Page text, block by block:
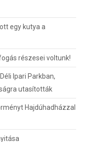
egy kutya a
részesei voltunk!
Ipari Parkban,
utasították
Hajdúhadházzal